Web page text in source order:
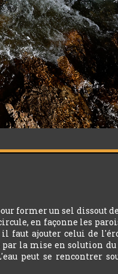
former un sel dissout
en façonne les
ajouter celui de
la mise en solution
peut se rencontrer